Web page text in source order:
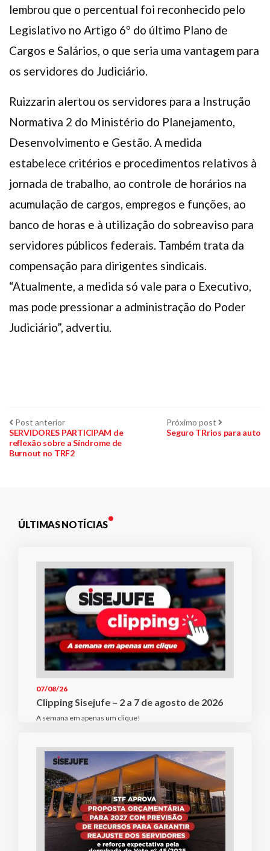
lembrou que o percentual foi reconhecido pelo
Legislativo no Artigo 6º do último Plano de
Cargos e Salários, o que seria uma vantagem para
os servidores do Judiciário.
Ruizzarin alertou os servidores para a Instrução
Normativa 2 do Ministério do Planejamento,
Desenvolvimento e Gestão. A medida
estabelece critérios e procedimentos relativos à
jornada de trabalho, ao controle de horários na
acumulação de cargos, empregos e funções, ao
banco de horas e à utilização do sobreaviso para
servidores públicos federais. Também trata da
compensação para dirigentes sindicais.
“Atualmente, a medida só vale para o Executivo,
mas pode pressionar a administração do Poder
Judiciário”, advertiu.
Navegação
de
Post anteriorPost
anterior:
SERVIDORES PARTICIPAM de
reflexão sobre a Síndrome de
Burnout no TRF2
Próximo post Próximo
post:
Seguro TRrios para auto
ÚLTIMAS NOTÍCIAS
07/08/26
Clipping Sisejufe – 2 a 7 de agosto de 2026
A semana em apenas um clique!